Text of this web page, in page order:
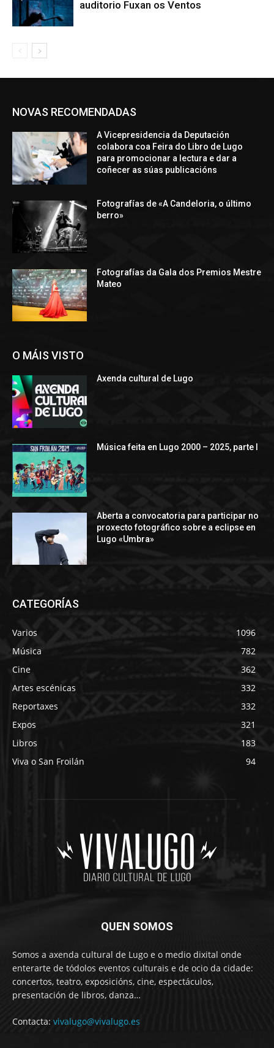
auditorio Fuxan os Ventos
NOVAS RECOMENDADAS
A Vicepresidencia da Deputación
colabora coa Feira do Libro de Lugo
para promocionar a lectura e dar a
coñecer as súas publicacións
Fotografías de «A Candeloria, o último
berro»
Fotografías da Gala dos Premios Mestre
Mateo
O MÁIS VISTO
Axenda cultural de Lugo
Música feita en Lugo 2000 – 2025, parte I
Aberta a convocatoria para participar no
proxecto fotográfico sobre a eclipse en
Lugo «Umbra»
CATEGORÍAS
Varios
1096
Música
782
Cine
362
Artes escénicas
332
Reportaxes
332
Expos
321
Libros
183
Viva o San Froilán
94
QUEN SOMOS
Somos a axenda cultural de Lugo e o medio dixital onde
enterarte de tódolos eventos culturais e de ocio da cidade:
concertos, teatro, exposicións, cine, espectáculos,
presentación de libros, danza…
Contacta: vivalugo@vivalugo.es